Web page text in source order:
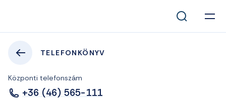
TELEFONKÖNYV
Központi telefonszám
+36 (46) 565-111